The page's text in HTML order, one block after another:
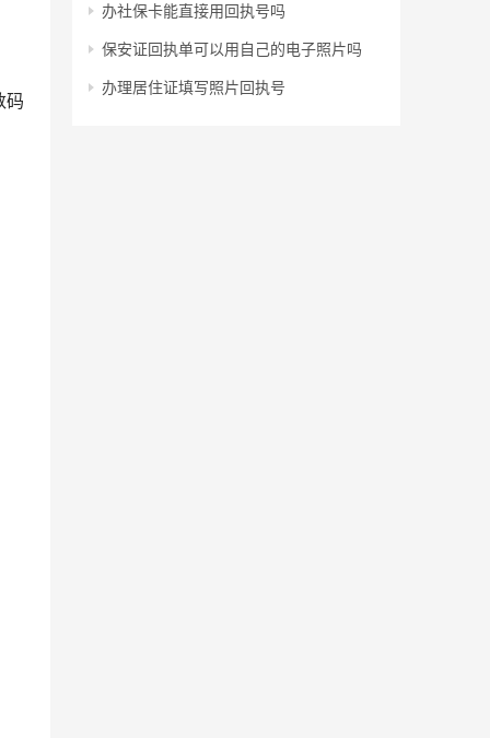
码
办社保卡能直接用回执号吗
保安证回执单可以用自己的电子照片吗
办理居住证填写照片回执号